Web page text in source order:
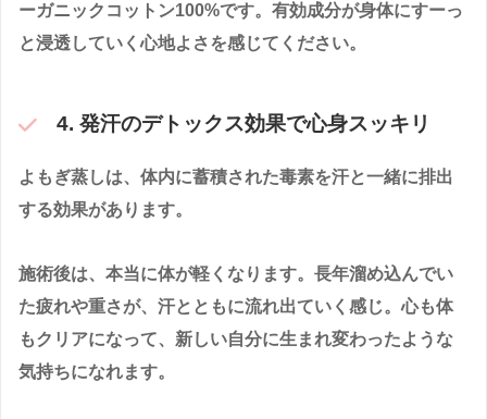
ーガニックコットン100%です。有効成分が身体にすーっ
と浸透していく心地よさを感じてください。
4. 発汗のデトックス効果で心身スッキリ
よもぎ蒸しは、体内に蓄積された毒素を汗と一緒に排出
する効果があります。
施術後は、本当に体が軽くなります。長年溜め込んでい
た疲れや重さが、汗とともに流れ出ていく感じ。心も体
もクリアになって、新しい自分に生まれ変わったような
気持ちになれます。